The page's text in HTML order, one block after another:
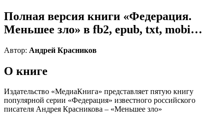
Полная версия книги «Федерация.
Меньшее зло» в fb2, epub, txt, mobi…
Автор: Андрей Красников
О книге
Издательство «МедиаКнига» представляет пятую книгу
популярной серии «Федерация» известного российского
писателя Андрея Красникова – «Меньшее зло»